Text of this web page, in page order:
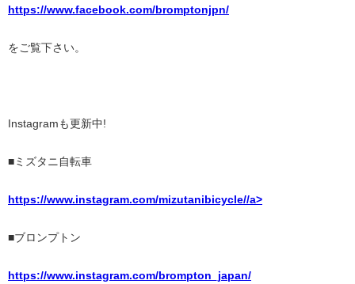
https://www.facebook.com/bromptonjpn/
をご覧下さい。
Instagramも更新中!
■ミズタニ自転車
https://www.instagram.com/mizutanibicycle//a>
■ブロンプトン
https://www.instagram.com/brompton_japan/